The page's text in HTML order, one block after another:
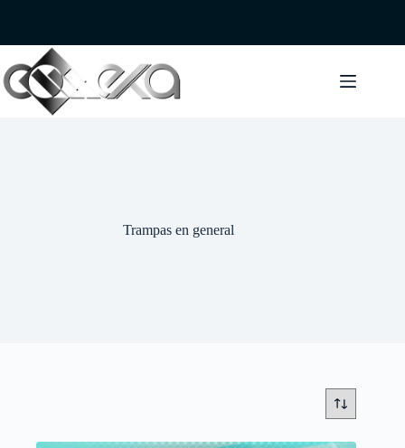
Trampas en general